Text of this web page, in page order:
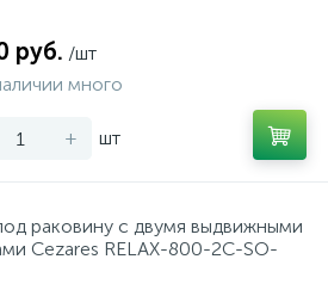
руб. /шт
много
+ шт
раковину с двумя выдвижными
Cezares RELAX-800-2C-SO-